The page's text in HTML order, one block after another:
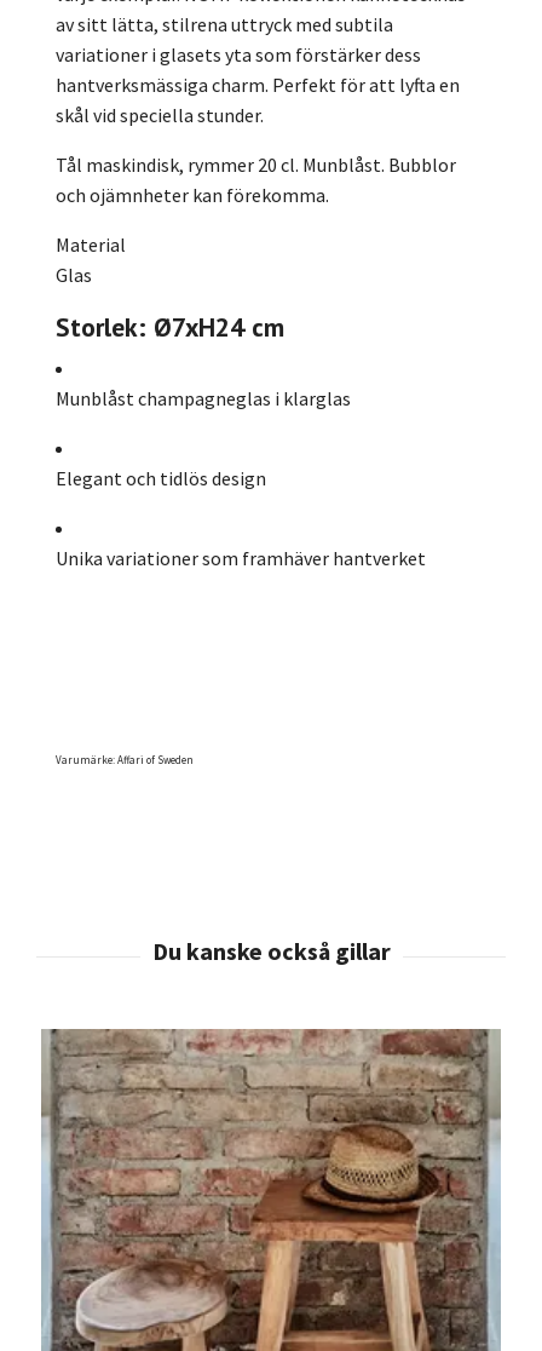
av sitt lätta, stilrena uttryck med subtila
variationer i glasets yta som förstärker dess
hantverksmässiga charm. Perfekt för att lyfta en
skål vid speciella stunder.
Tål maskindisk, rymmer 20 cl. Munblåst. Bubblor
och ojämnheter kan förekomma.
Material
Glas
Storlek: Ø7xH24 cm
Munblåst champagneglas i klarglas
Elegant och tidlös design
Unika variationer som framhäver hantverket
Varumärke: Affari of Sweden